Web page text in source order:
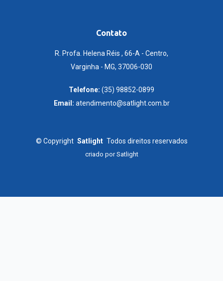
Contato
R. Profa. Helena Réis , 66-A - Centro,
Varginha - MG, 37006-030
Telefone: (35) 98852-0899
Email: atendimento@satlight.com.br
© Copyright Satlight Todos direitos reservados
criado porSatlight